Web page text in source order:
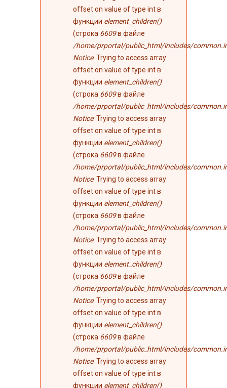
offset on value of type int в
функции element_children()
(строка 6609в файле
/home/prportal/public_html/includes/
Notice: Trying to access array
offset on value of type int в
функции element_children()
(строка 6609в файле
/home/prportal/public_html/includes/
Notice: Trying to access array
offset on value of type int в
функции element_children()
(строка 6609в файле
/home/prportal/public_html/includes/
Notice: Trying to access array
offset on value of type int в
функции element_children()
(строка 6609в файле
/home/prportal/public_html/includes/
Notice: Trying to access array
offset on value of type int в
функции element_children()
(строка 6609в файле
/home/prportal/public_html/includes/
Notice: Trying to access array
offset on value of type int в
функции element_children()
(строка 6609в файле
/home/prportal/public_html/includes/
Notice: Trying to access array
offset on value of type int в
функции element_children()